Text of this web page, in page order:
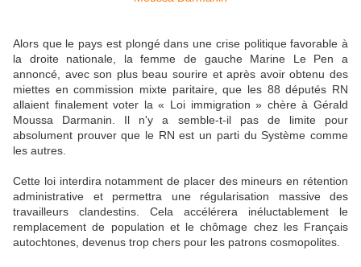
Alors que le pays est plongé dans une crise politique favorable à
la droite nationale, la femme de gauche Marine Le Pen a
annoncé, avec son plus beau sourire et après avoir obtenu des
miettes en commission mixte paritaire, que les 88 députés RN
allaient finalement voter la « Loi immigration » chère à Gérald
Moussa Darmanin. Il n'y a semble-t-il pas de limite pour
absolument prouver que le RN est un parti du Système comme
les autres.
Cette loi interdira notamment de placer des mineurs en rétention
administrative et permettra une régularisation massive des
travailleurs clandestins. Cela accélérera inéluctablement le
remplacement de population et le chômage chez les Français
autochtones, devenus trop chers pour les patrons cosmopolites.